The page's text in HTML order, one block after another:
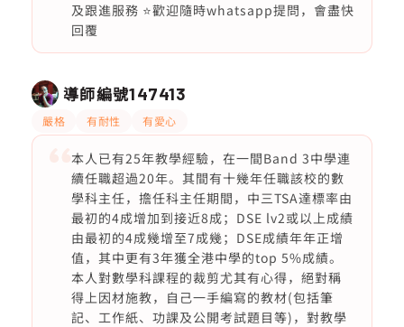
及跟進服務 ⭐️歡迎隨時whatsapp提問，會盡快
回覆
導師編號147413
嚴格 有耐性 有愛心
本人已有25年教學經驗，在一間Band 3中學連
續任職超過20年。其間有十幾年任職該校的數
學科主任，擔任科主任期間，中三TSA達標率由
最初的4成增加到接近8成；DSE lv2或以上成績
由最初的4成幾增至7成幾；DSE成績年年正增
值，其中更有3年獲全港中學的top 5%成績。
本人對數學科課程的裁剪尤其有心得，絕對稱
得上因材施教，自己一手編寫的教材(包括筆
記、工作紙、功課及公開考試題目等)，對教學